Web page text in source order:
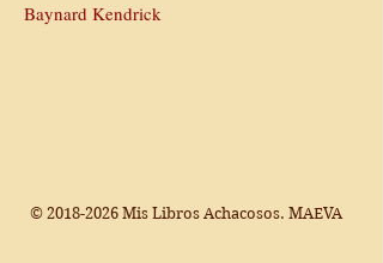
Baynard Kendrick
© 2018-2026 Mis Libros Achacosos. MAEVA